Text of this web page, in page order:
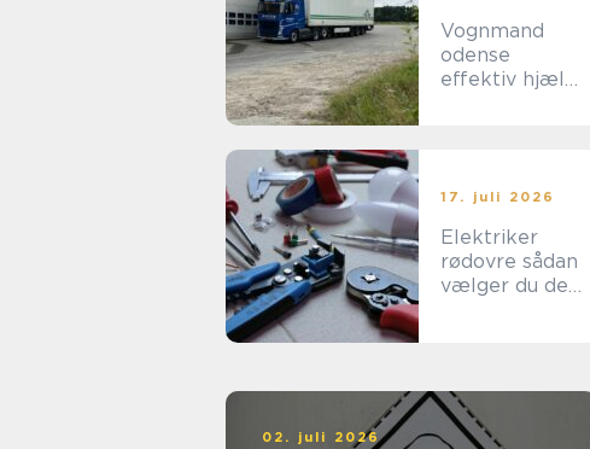
Vognmand
odense
effektiv hjælp
17. juli 2026
Elektriker
rødovre sådan
vælger du den
02. juli 2026